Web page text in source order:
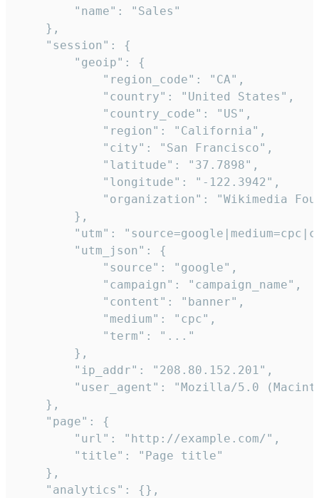
        "name": "Sales"
    },
    "session": {
        "geoip": {
            "region_code": "CA",
            "country": "United States",
            "country_code": "US",
            "region": "California",
            "city": "San Francisco",
            "latitude": "37.7898",
            "longitude": "-122.3942",
"organization": "Wikimedia
        },
"utm":
        "utm_json": {
            "source": "google",
            "campaign": "campaign_name",
            "content": "banner",
            "medium": "cpc",
            "term": "..."
        },
        "ip_addr": "208.80.152.201",
"user_agent": "Mozilla/5.0
    },
    "page": {
        "url": "http://example.com/",
        "title": "Page title"
    },
    "analytics": {},